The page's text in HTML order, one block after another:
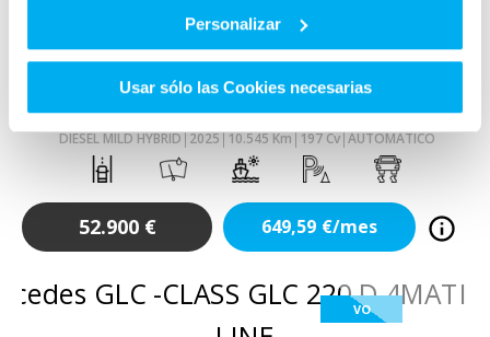
Personalizar
Usar sólo las Cookies necesarias
Añadir a favoritos
MercedesCLE
-CLASS CLE 220 D COUPÉ
DIESEL MILD HYBRID 2025 10.545Km 197Cv AUTOMÁTICO
52.900 € 649,59 €/mes
VO